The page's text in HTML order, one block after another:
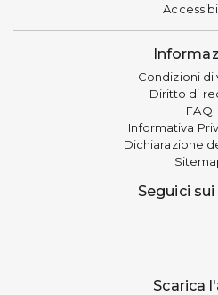
Condizioni di
Diritto di
FAQ
Informativa
Dichiarazione
Seguici
Scarica